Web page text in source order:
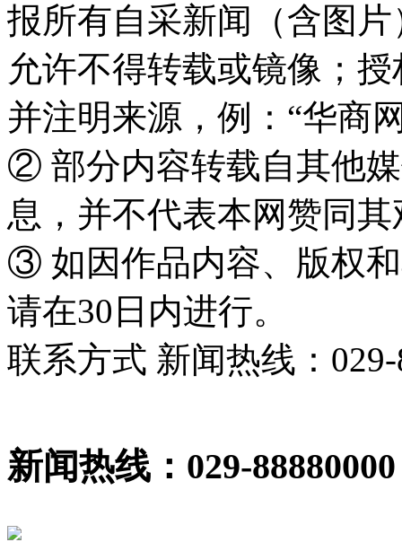
报所有自采新闻（含图
允许不得转载或镜像；
并注明来源，例：“华商
② 部分内容转载自其他
息，并不代表本网赞同
③ 如因作品内容、版权
请在30日内进行。
联系方式 新闻热线：029-
新闻热线：029-88880000